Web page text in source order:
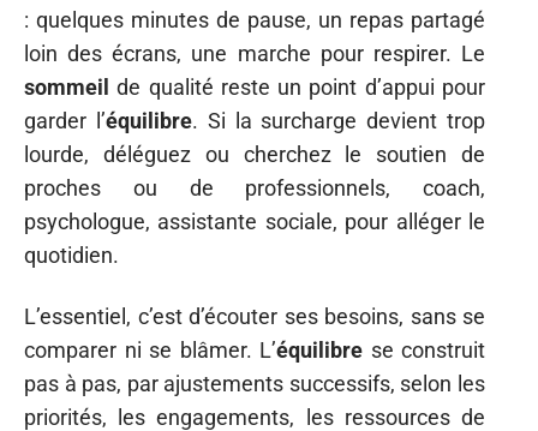
: quelques minutes de pause, un repas partagé
loin des écrans, une marche pour respirer. Le
sommeil de qualité reste un point d’appui pour
garder l’équilibre. Si la surcharge devient trop
lourde, déléguez ou cherchez le soutien de
proches ou de professionnels, coach,
psychologue, assistante sociale, pour alléger le
quotidien.
L’essentiel, c’est d’écouter ses besoins, sans se
comparer ni se blâmer. L’équilibre se construit
pas à pas, par ajustements successifs, selon les
priorités, les engagements, les ressources de